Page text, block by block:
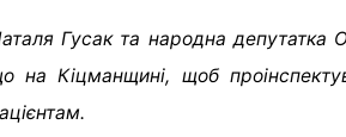
Гусак та народна депутатка
на Кіцманщині, щоб